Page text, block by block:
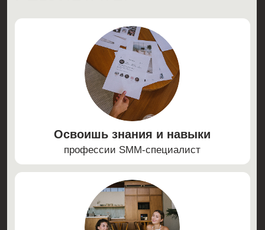
единомышленников и поддержки
ФОРМАТ ОБУЧЕНИЯ